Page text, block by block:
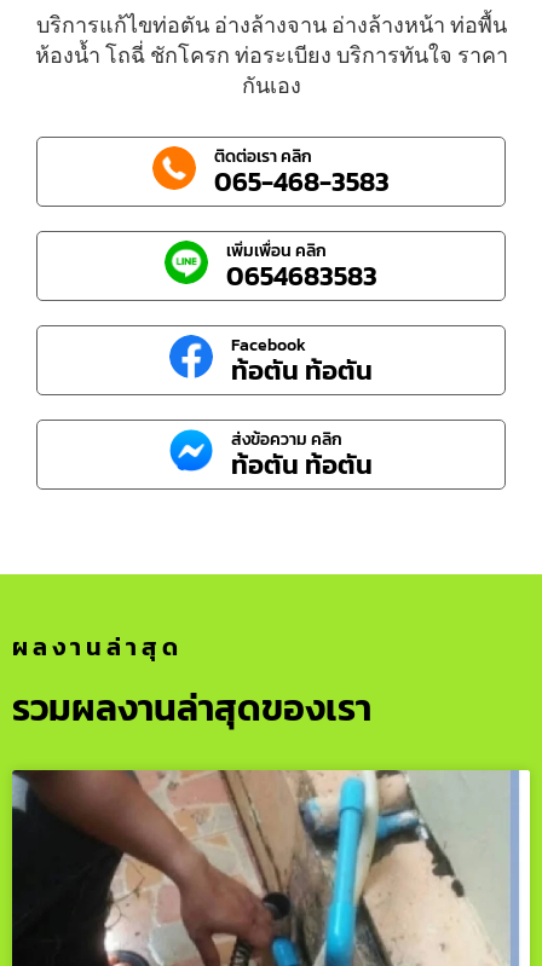
บริการแก้ไขท่อตัน อ่างล้างจาน อ่างล้างหน้า ท่อพื้น
ห้องน้ำ โถฉี่ ชักโครก ท่อระเบียง บริการทันใจ ราคา
กันเอง
ติดต่อเรา คลิก
065-468-3583
เพิ่มเพื่อน คลิก
0654683583
Facebook
ท้อตัน ท้อตัน
ส่งข้อความ คลิก
ท้อตัน ท้อตัน
ผลงานล่าสุด
รวมผลงานล่าสุดของเรา